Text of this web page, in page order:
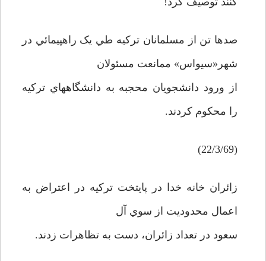
صدها تن از مسلمانان ترکيه طي يک راهپيمائي در
شهر«سيواس» ممانعت مسئولان
از ورود دانشجويان محجبه به دانشگاههاي ترکيه
را محکوم کردند.
(22/3/69)
زائران خانه خدا در پايتخت ترکيه در اعتراض به
اعمال محدوديت از سوي آل
سعود در تعداد زائران، دست به تظاهرات زدند.